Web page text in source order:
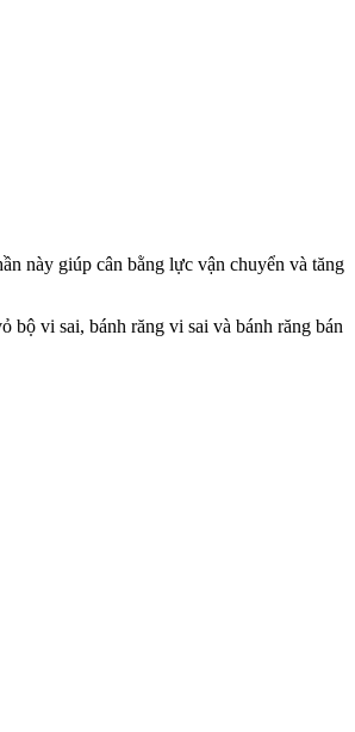
này giúp cân bằng lực vận chuyển và tăng
bộ vi sai, bánh răng vi sai và bánh răng bán